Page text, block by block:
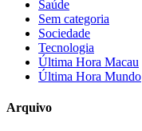
Saúde
Sem categoria
Sociedade
Tecnologia
Última Hora Macau
Última Hora Mundo
Arquivo